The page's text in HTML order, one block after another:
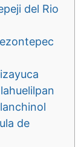
del Rio
de